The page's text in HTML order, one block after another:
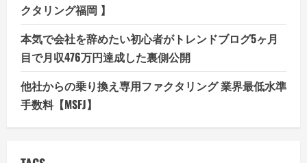
クタリング福岡 】
本気で会社を辞めたい初心者がトレンドブログ5ヶ月
目で月収476万円達成した裏側公開
他社からの乗り換え専用ファクタリング 業界最低水準
手数料【MSFJ】